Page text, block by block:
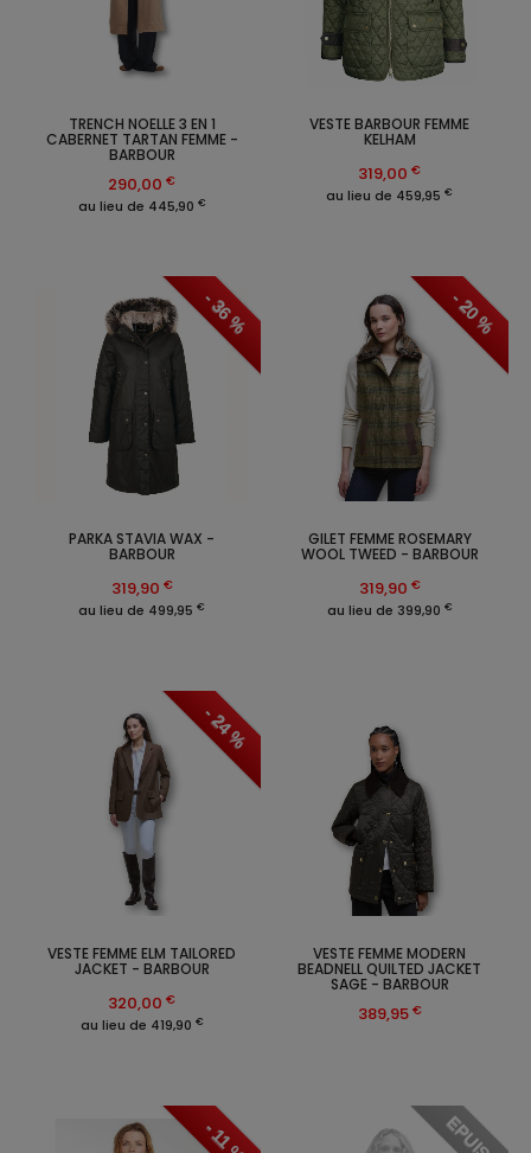
VESTE BARBOUR FEMME
KELHAM
319,00 €
au lieu de 459,95 €
- 11 %
- 36 %
PARKA STAVIA WAX -
BARBOUR
319,90 €
au lieu de 499,95 €
TRENCH NOELLE 3 EN 1
CABERNET TARTAN FEMME -
BARBOUR
290,00 €
au lieu de 445,90 €
VESTE FEMME MODERN
BEADNELL QUILTED JACKET
SAGE - BARBOUR
389,95 €
- 24 %
VESTE FEMME ELM TAILORED
JACKET - BARBOUR
320,00 €
au lieu de 419,90 €
- 20 %
GILET FEMME ROSEMARY
WOOL TWEED - BARBOUR
319,90 €
au lieu de 399,90 €